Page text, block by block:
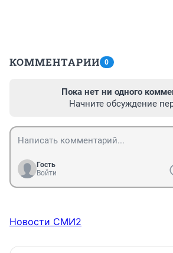
КОММЕНТАРИИ 0
Пока нет ни одного
Начните обсуждение
Гость
Войти
Новости СМИ2